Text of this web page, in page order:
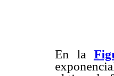
En la